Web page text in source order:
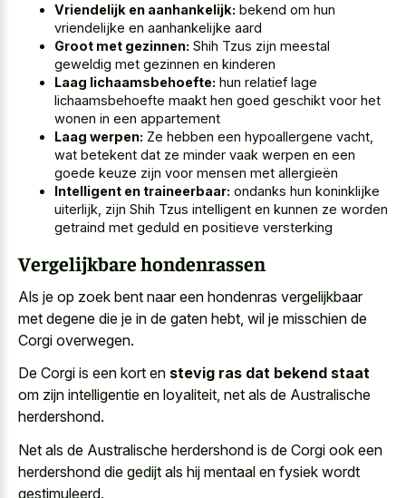
Vriendelijk en aanhankelijk: bekend om hun
vriendelijke en aanhankelijke aard
Groot met gezinnen: Shih Tzus zijn meestal
geweldig met gezinnen en kinderen
Laag lichaamsbehoefte: hun relatief lage
lichaamsbehoefte maakt hen goed geschikt voor het
wonen in een appartement
Laag werpen: Ze hebben een hypoallergene vacht,
wat betekent dat ze minder vaak werpen en een
goede keuze zijn voor mensen met allergieën
Intelligent en traineerbaar: ondanks hun koninklijke
uiterlijk, zijn Shih Tzus intelligent en kunnen ze worden
getraind met geduld en positieve versterking
Vergelijkbare hondenrassen
Als je op zoek bent naar een hondenras vergelijkbaar
met degene die je in de gaten hebt, wil je misschien de
Corgi overwegen.
De Corgi is een kort en stevig ras dat bekend staat
om zijn intelligentie en loyaliteit, net als de Australische
herdershond.
Net als de Australische herdershond is de Corgi ook een
herdershond die gedijt als hij mentaal en fysiek wordt
gestimuleerd.